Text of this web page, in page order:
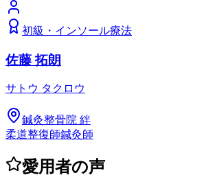
初級 ・ インソール療法
佐藤 拓朗
サトウ タクロウ
鍼灸整骨院 絆
柔道整復師鍼灸師
愛用者の声